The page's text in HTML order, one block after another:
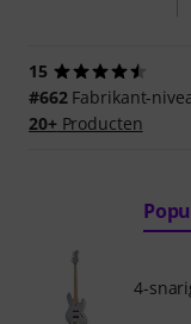
15
#662Fabrikant-
20+Producten
4-